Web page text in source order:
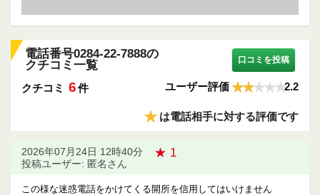
電話番号0284-22-7888の
クチコミ一覧
口コミを投稿
クチコミ 6件 ユーザー評価 2.2
★は電話相手に対する評価です
2026年07月24日 12時40分 ★ 1
投稿ユーザー: 匿名さん
この様な迷惑電話をかけてくる開所を信用してはいけません